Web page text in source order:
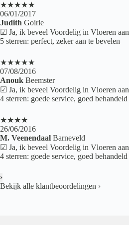
★★★★★
06/01/2017
Judith Goirle
☑ Ja, ik beveel Voordelig in Vloeren aan
5 sterren: perfect, zeker aan te bevelen
★★★★★
07/08/2016
Anouk Beemster
☑ Ja, ik beveel Voordelig in Vloeren aan
4 sterren: goede service, goed behandeld
★★★★
26/06/2016
M. Veenendaal Barneveld
☑ Ja, ik beveel Voordelig in Vloeren aan
4 sterren: goede service, goed behandeld
›
Bekijk alle klantbeoordelingen ›